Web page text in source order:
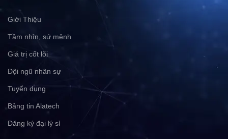
Giới Thiệu
Tầm nhìn, sứ mệnh
Giá trị cốt lõi
Đội ngũ nhân sự
Tuyển dụng
Bảng tin Alatech
Đăng ký đại lý sỉ